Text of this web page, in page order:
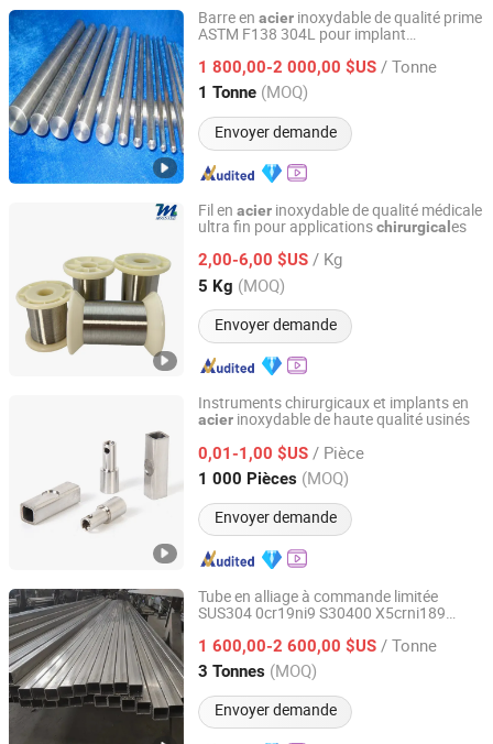
Barre en acier inoxydable de qualité prime
ASTM F138 304L pour implant
1 800,00-2 000,00 $US / Tonne
1 Tonne (MOQ)
Envoyer demande
Tianjin ZYTC Alloy Technology Co., Ltd
Tianjin, China Depuis 2013
Fil en acier inoxydable de qualité médicale
ultra fin pour applicationschirurgical es
2,00-6,00 $US / Kg
5 Kg (MOQ)
Envoyer demande
Mosstee (Changzhou) Technology Co., Ltd.
Jiangsu, China Depuis 2025
Instruments chirurgicaux et implants en
acier inoxydable de haute qualité usinés
0,01-1,00 $US / Pièce
1 000 Pièces (MOQ)
Envoyer demande
Qingdao Shiji Pinyang Machinery Manufacturing
Technology Co., Ltd.
Shandong, China
Tube en alliage à commande limitée
SUS304 0cr19ni9 S30400 X5crni189
pour instruments chirurgicaux
1 600,00-2 600,00 $US / Tonne
3 Tonnes (MOQ)
Envoyer demande
Jiangsu Jinmingxin Metal Technology Co., Ltd.
Jiangsu, China Depuis 2023